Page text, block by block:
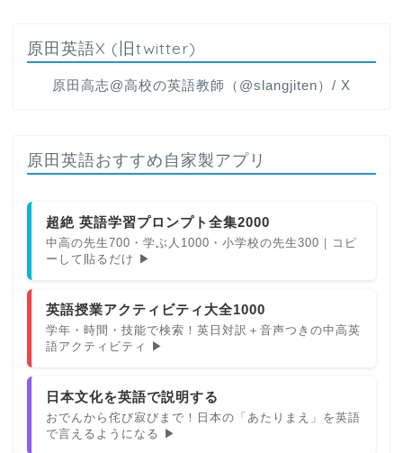
原田英語X (旧twitter)
原田高志@高校の英語教師（@slangjiten）/ X
原田英語おすすめ自家製アプリ
超絶 英語学習プロンプト全集2000
中高の先生700・学ぶ人1000・小学校の先生300｜コピ
ーして貼るだけ ▶
英語授業アクティビティ大全1000
学年・時間・技能で検索！英日対訳＋音声つきの中高英
語アクティビティ ▶
日本文化を英語で説明する
おでんから侘び寂びまで！日本の「あたりまえ」を英語
で言えるようになる ▶